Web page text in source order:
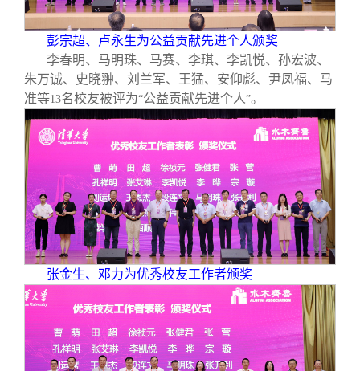
彭宗超、卢永生为公益贡献先进个人颁奖
李春明、马明珠、马赛、李琪、李凯悦、孙宏波、
朱万诚、史晓翀、刘兰军、王猛、安仰彪、尹凤福、马
准等13名校友被评为“公益贡献先进个人”。
张金生、邓力为优秀校友工作者颁奖